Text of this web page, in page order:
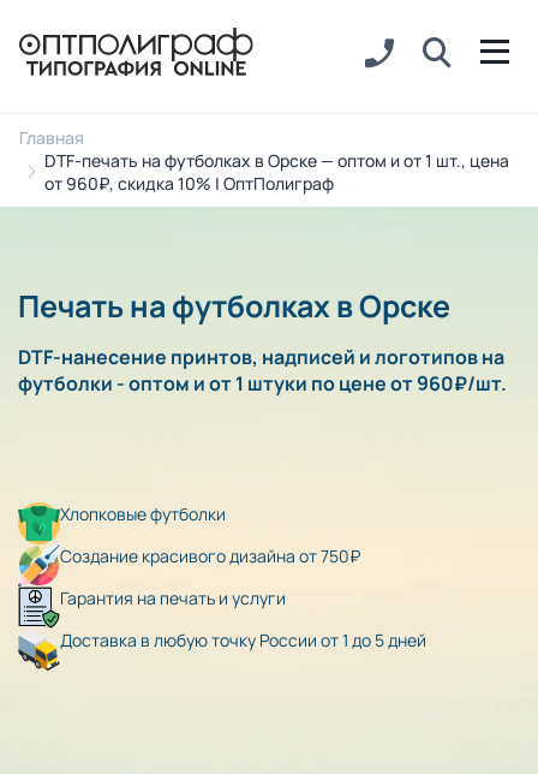
Главная
DTF-печать на футболках в Орске — оптом и от 1 шт., цена
от 960₽, скидка 10% | ОптПолиграф
Печать на футболках в Орске
DTF-нанесение принтов, надписей и логотипов на
футболки - оптом и от 1 штуки по цене от 960₽/шт.
Хлопковые футболки
Создание красивого дизайна от 750₽
Гарантия на печать и услуги
Доставка в любую точку России от 1 до 5 дней